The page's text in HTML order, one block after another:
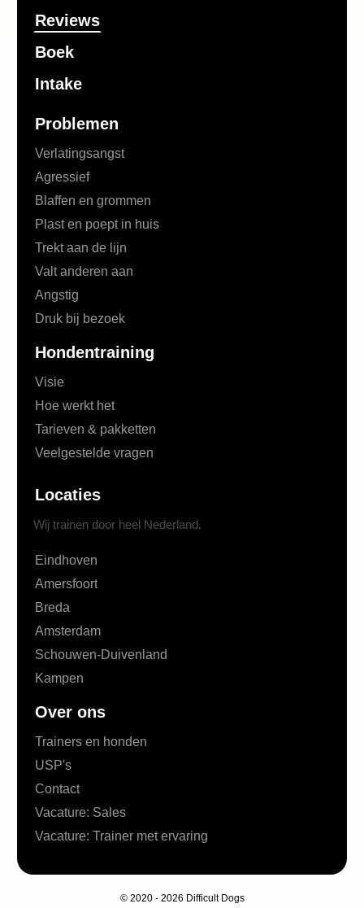
Reviews
Boek
Intake
Problemen
Verlatingsangst
Agressief
Blaffen en grommen
Plast en poept in huis
Trekt aan de lijn
Valt anderen aan
Angstig
Druk bij bezoek
Hondentraining
Visie
Hoe werkt het
Tarieven & pakketten
Veelgestelde vragen
Locaties
Wij trainen door heel Nederland.
Eindhoven
Amersfoort
Breda
Amsterdam
Schouwen-Duivenland
Kampen
Over ons
Trainers en honden
USP's
Contact
Vacature: Sales
Vacature: Trainer met ervaring
© 2020 - 2026 Difficult Dogs